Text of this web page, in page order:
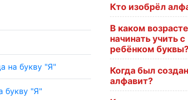
на букву "Я"
букву "Я"
Кто изобрёл
В каком возрасте
начинать учить с
ребёнком буквы?
Когда был
алфавит?